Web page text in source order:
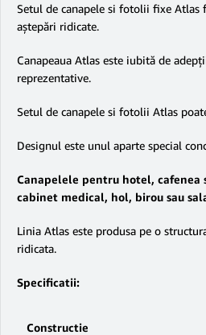
Setul de canapele si fotolii fixe Atlas
aștepări ridicate.
Canapeaua Atlas este iubită de
reprezentative.
Setul de canapele si fotolii Atlas
Designul este unul aparte special
Canapelele pentru hotel,
cabinet medical, hol, birou sau
Linia Atlas este produsa pe o
ridicata.
Specificatii:
Constructie